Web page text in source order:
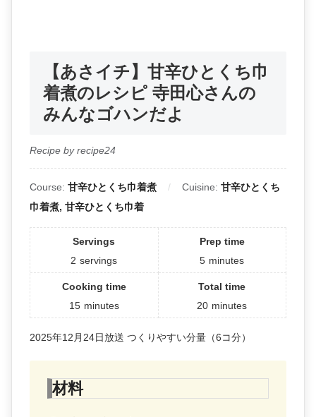
【あさイチ】甘辛ひとくち巾
着煮のレシピ 寺田心さんの
みんなゴハンだよ
Recipe by recipe24
Course: 甘辛ひとくち巾着煮 Cuisine: 甘辛ひとくち
巾着煮, 甘辛ひとくち巾着
Servings
2 servings
Prep time
5 minutes
Cooking time
15 minutes
Total time
20 minutes
2025年12月24日放送 つくりやすい分量（6コ分）
材料